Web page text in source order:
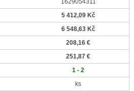
1629054311
5 412,09 Kč
6 548,63 Kč
208,16 €
251,87 €
1 - 2
ks